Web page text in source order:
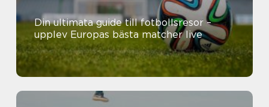
Din ultimata guide till fotbollsresor –
upplev Europas bästa matcher live